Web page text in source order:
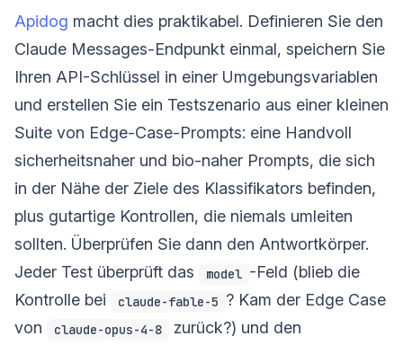
Apidog macht dies praktikabel. Definieren Sie den
Claude Messages-Endpunkt einmal, speichern Sie
Ihren API-Schlüssel in einer Umgebungsvariablen
und erstellen Sie ein Testszenario aus einer kleinen
Suite von Edge-Case-Prompts: eine Handvoll
sicherheitsnaher und bio-naher Prompts, die sich
in der Nähe der Ziele des Klassifikators befinden,
plus gutartige Kontrollen, die niemals umleiten
sollten. Überprüfen Sie dann den Antwortkörper.
Jeder Test überprüft das
model -Feld (blieb die
Kontrolle bei
claude-fable-5 ? Kam der Edge Case
von
claude-opus-4-8 zurück?) und den